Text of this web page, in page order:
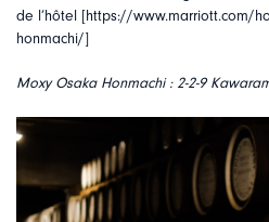
de l’hôtel [https://www.marriott.com/
honmachi/]
Moxy Osaka Honmachi : 2-2-9